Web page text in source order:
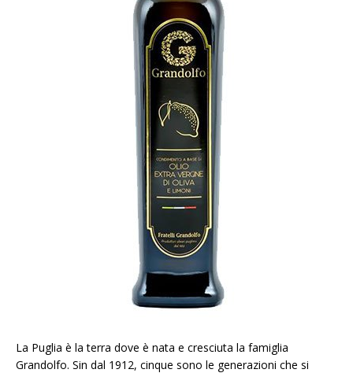
La Puglia è la terra dove è nata e cresciuta la famiglia
Grandolfo. Sin dal 1912, cinque sono le generazioni che si